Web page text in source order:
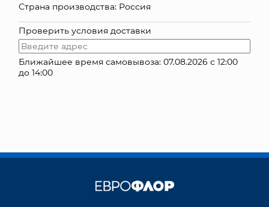
Страна производства: Россия
Проверить условия доставки
Ближайшее время самовывоза: 07.08.2026 с 12:00
до 14:00